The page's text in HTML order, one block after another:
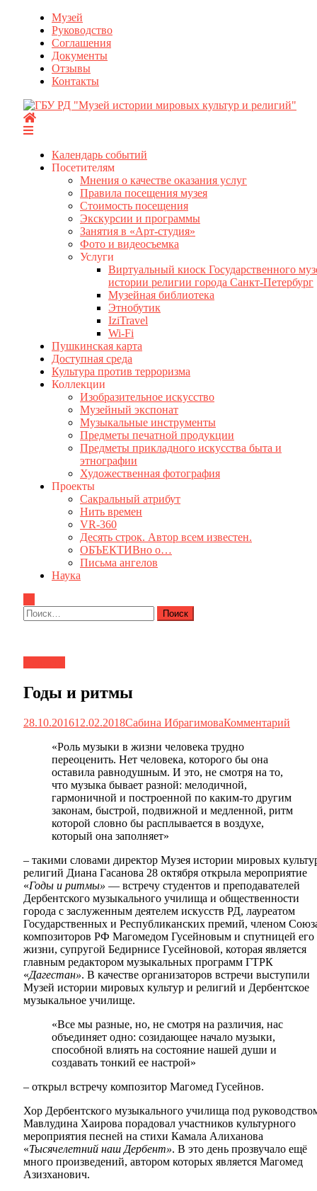
Перейти
содержимому
Музей
Руководство
Соглашения
Документы
Отзывы
Контакты
Календарь событий
Посетителям
Мнения о качестве оказания услуг
Правила посещения музея
Стоимость посещения
Экскурсии и программы
Занятия в «Арт-студия»
Фото и видеосъемка
Услуги
Виртуальный киоск Государственного
истории религии города Санкт-Петербург
Музейная библиотека
Этнобутик
IziTravel
Wi-Fi
Пушкинская карта
Доступная среда
Культура против терроризма
Коллекции
Изобразительное искусство
Музейный экспонат
Музыкальные инструменты
Предметы печатной продукции
Предметы прикладного искусства быта и
этнографии
Художественная фотография
Проекты
Сакральный атрибут
Нить времен
VR-360
Десять строк. Автор всем известен.
ОБЪЕКТИВно о…
Письма ангелов
Наука
Найти:
Годы и ритмы
28.10.201612.02.2018Сабина ИбрагимоваКомментарий
«Роль музыки в жизни человека трудно
переоценить. Нет человека, которого бы она
оставила равнодушным. И это, не смотря на то,
что музыка бывает разной: мелодичной,
гармоничной и построенной по каким-то другим
законам, быстрой, подвижной и медленной, ритм
которой словно бы расплывается в воздухе,
который она заполняет»
– такими словами директор Музея истории мировых
религий Диана Гасанова 28 октября открыла мероприятие
«Годы и ритмы» — встречу студентов и преподавателей
Дербентского музыкального училища и общественности
города с заслуженным деятелем искусств РД, лауреатом
Государственных и Республиканских премий, членом
композиторов РФ Магомедом Гусейновым и спутницей его
жизни, супругой Бедирнисе Гусейновой, которая является
главным редактором музыкальных программ ГТРК
«Дагестан». В качестве организаторов встречи выступили
Музей истории мировых культур и религий и Дербентское
музыкальное училище.
«Все мы разные, но, не смотря на различия, нас
объединяет одно: созидающее начало музыки,
способной влиять на состояние нашей души и
создавать тонкий ее настрой»
– открыл встречу композитор Магомед Гусейнов.
Хор Дербентского музыкального училища под
Мавлудина Хаирова порадовал участников культурного
мероприятия песней на стихи Камала Алиханова
«Тысячелетний наш Дербент». В это день прозвучало ещё
много произведений, автором которых является Магомед
Азизханович.